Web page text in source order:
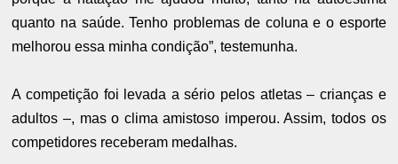
quanto na saúde. Tenho problemas de coluna e o esporte
melhorou essa minha condição”, testemunha.
A competição foi levada a sério pelos atletas – crianças e
adultos –, mas o clima amistoso imperou. Assim, todos os
competidores receberam medalhas.